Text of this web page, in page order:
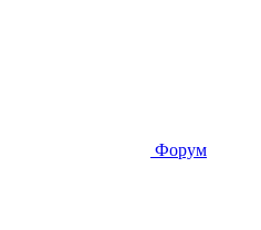
Форум